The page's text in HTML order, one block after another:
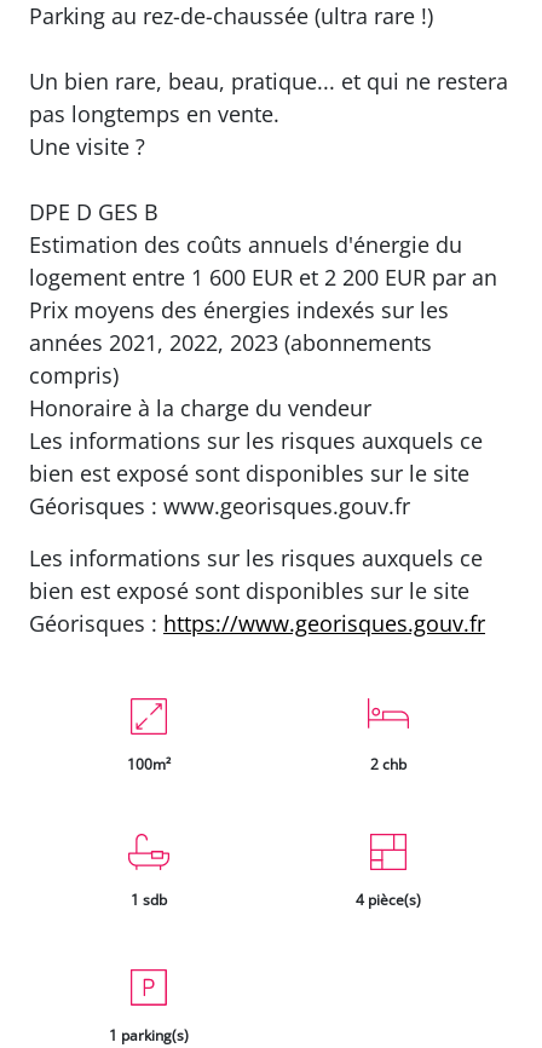
Parking au rez-de-chaussée (ultra rare !)
Un bien rare, beau, pratique... et qui ne restera
pas longtemps en vente.
Une visite ?
DPE D GES B
Estimation des coûts annuels d'énergie du
logement entre 1 600 EUR et 2 200 EUR par an
Prix moyens des énergies indexés sur les
années 2021, 2022, 2023 (abonnements
compris)
Honoraire à la charge du vendeur
Les informations sur les risques auxquels ce
bien est exposé sont disponibles sur le site
Géorisques : www.georisques.gouv.fr
Les informations sur les risques auxquels ce
bien est exposé sont disponibles sur le site
Géorisques : https://www.georisques.gouv.fr
100m² 2 chb
1 sdb 4 pièce(s)
1 parking(s)